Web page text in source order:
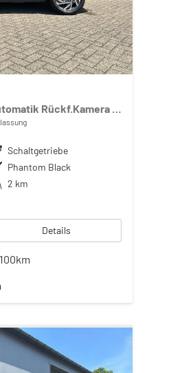
Trend 1.0 T-GDI 90PS Klimaautomatik Rückf.Kamera Parksensoren Sitzheizung Lenkradheizung Bluetooth Touchscreen Tempomat Apple CarPlay + Android Auto 16"LM
Schaltgetriebe
Phantom Black
2 km
Details